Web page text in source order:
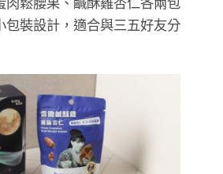
包裝設計，適合與三五好友分